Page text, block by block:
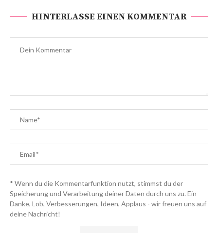
HINTERLASSE EINEN KOMMENTAR
* Wenn du die Kommentarfunktion nutzt, stimmst du der
Speicherung und Verarbeitung deiner Daten durch uns zu. Ein
Danke, Lob, Verbesserungen, Ideen, Applaus - wir freuen uns auf
deine Nachricht!